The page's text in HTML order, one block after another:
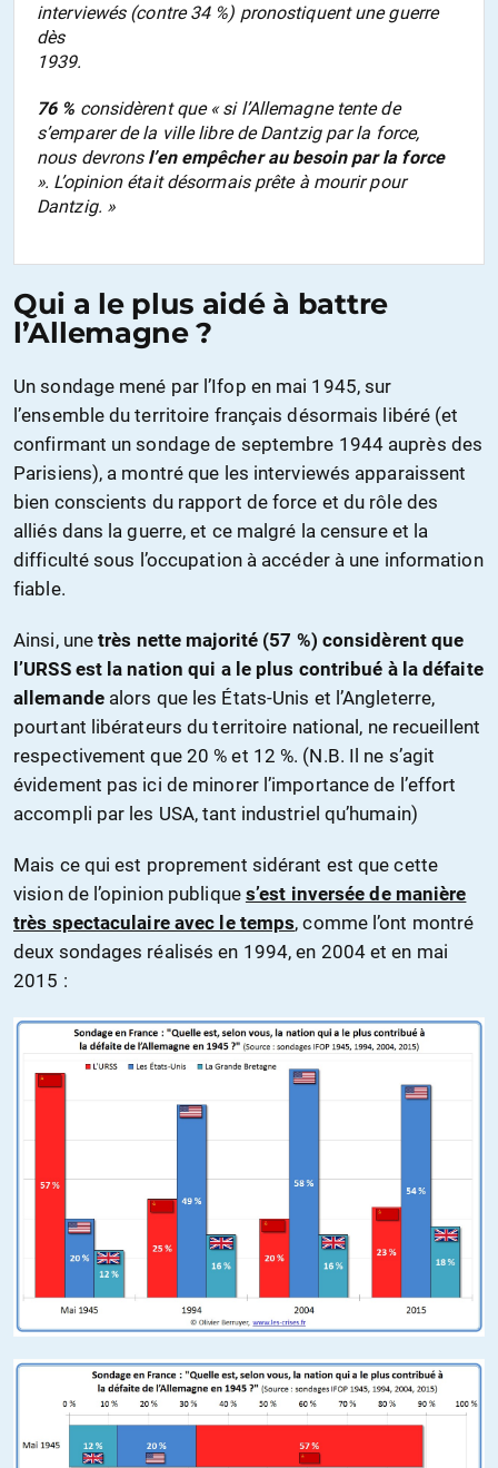
interviewés (contre 34 %) pronostiquent une guerre
dès
1939.
76 % considèrent que « si l’Allemagne tente de
s’emparer de la ville libre de Dantzig par la force,
nous devrons l’en empêcher au besoin par la force
». L’opinion était désormais prête à mourir pour
Dantzig. »
Qui a le plus aidé à battre
l’Allemagne ?
Un sondage mené par l’Ifop en mai 1945, sur
l’ensemble du territoire français désormais libéré (et
confirmant un sondage de septembre 1944 auprès des
Parisiens), a montré que les interviewés apparaissent
bien conscients du rapport de force et du rôle des
alliés dans la guerre, et ce malgré la censure et la
difficulté sous l’occupation à accéder à une information
fiable.
Ainsi, unetrès nette majorité (57 %) considèrent que
l’URSS est la nation qui a le plus contribué à la défaite
allemandealors que les États-Unis et l’Angleterre,
pourtant libérateurs du territoire national, ne recueillent
respectivement que 20 % et 12 %. (N.B. Il ne s’agit
évidement pas ici de minorer l’importance de l’effort
accompli par les USA, tant industriel qu’humain)
Mais ce qui est proprement sidérant est que cette
vision de l’opinion publique s’est inversée de manière
très spectaculaire avec le temps, comme l’ont montré
deux sondages réalisés en 1994, en 2004 et en mai
2015 :